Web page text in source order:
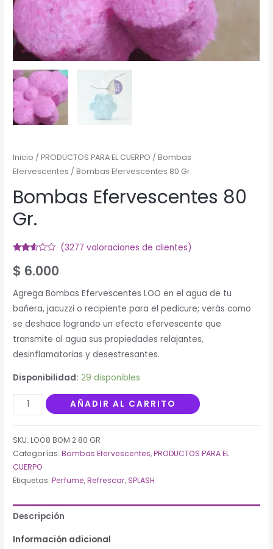
Inicio /PRODUCTOS PARA EL CUERPO /Bombas
Efervescentes / Bombas Efervescentes 80 Gr.
Bombas Efervescentes 80
Gr.
2.48
sobre
basado
en
puntuaciones
clientes
(3277 valoraciones de clientes)
$ 6.000
Agrega Bombas Efervescentes LOO en el agua de tu
bañera, jacuzzi o recipiente para el pedicure; verás como
se deshace logrando un efecto efervescente que
transmite al agua sus propiedades relajantes,
desinflamatorias y desestresantes.
Disponibilidad: 29 disponibles
Bombas
Efervescentes
Gr.
cantidad
AÑADIR AL CARRITO
SKU:LOO8 BOM 2 80 GR
Categorías:Bombas Efervescentes,PRODUCTOS PARA EL
CUERPO
Etiquetas:Perfume,Refrescar,SPLASH
Descripción
Información adicional